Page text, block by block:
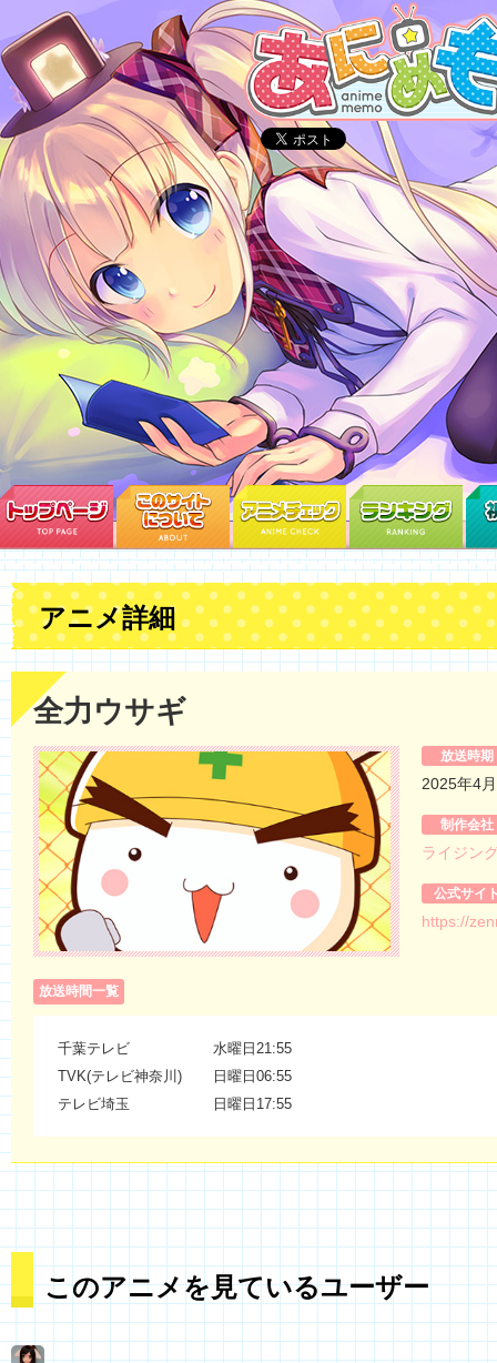
アニメ詳細
全力ウサギ
放送時期
2025年4
制作会社
ライジン
公式サイ
https://
放送時間一覧
千葉テレビ
水曜日21:55
TVK(テレビ神奈川)
日曜日06:55
テレビ埼玉
日曜日17:55
このアニメを見ているユーザー